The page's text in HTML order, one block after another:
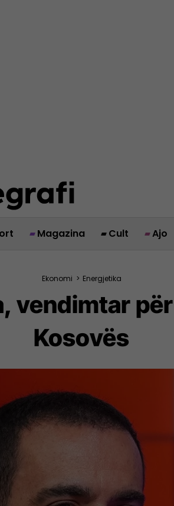
Magazina Cult Ajo
Ekonomi > Energjetika
vendimtar
Kosovës